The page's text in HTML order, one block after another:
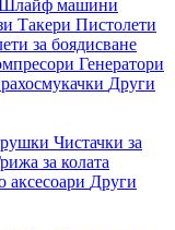
Шлайф машини
Такери Пистолети
за боядисване
Генератори
Други
Чистачки за
за колата
аксесоари Други